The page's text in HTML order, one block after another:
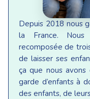
Depuis 2018 nous
la France. Nous
recomposée de
de laisser ses
ça que nous avons
garde d’enfants à
des enfants, de